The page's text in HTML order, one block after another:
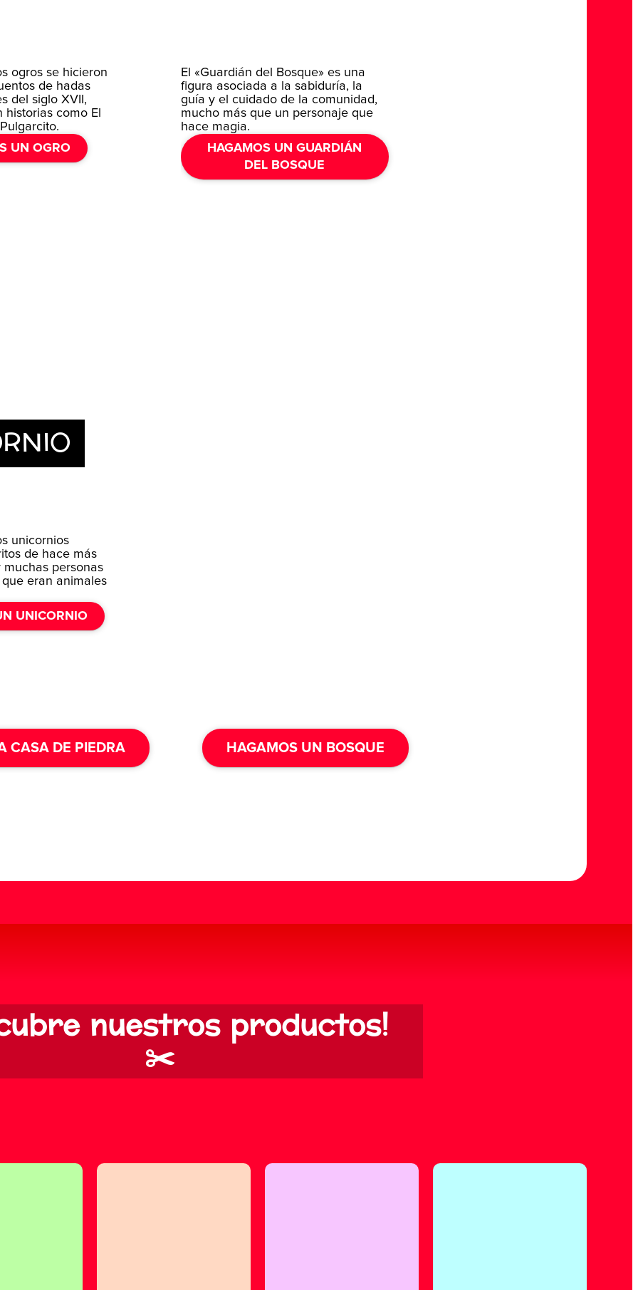
ogros se hicieron
de hadas
del siglo XVII,
como El
UN OGRO
El «Guardián del Bosque» es una
figura asociada a la sabiduría, la
guía y el cuidado de la comunidad,
mucho más que un personaje que
hace magia.
HAGAMOS UN GUARDIÁN
DEL BOSQUE
unicornios
de hace más
muchas personas
eran animales
UNICORNIO
CASA DE PIEDRA HAGAMOS UN BOSQUE
nuestros productos!
✂️